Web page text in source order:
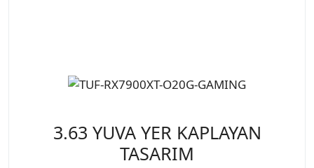
3.63 YUVA YER KAPLAYAN
TASARIM